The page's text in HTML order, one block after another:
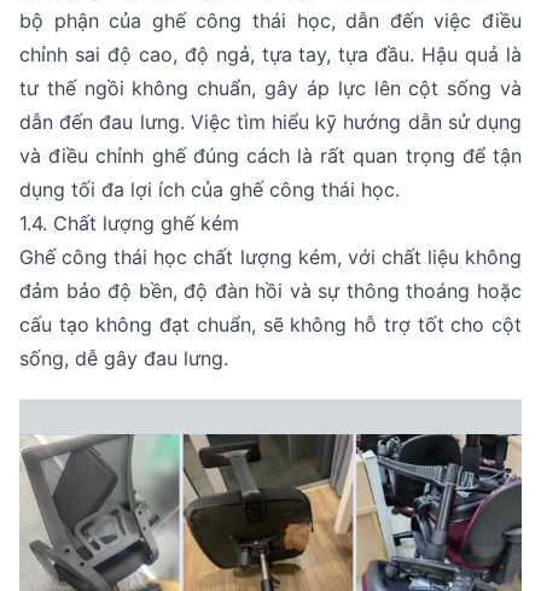
bộ phận của ghế công thái học, dẫn đến việc điều
chỉnh sai độ cao, độ ngả, tựa tay, tựa đầu. Hậu quả là
tư thế ngồi không chuẩn, gây áp lực lên cột sống và
dẫn đến đau lưng. Việc tìm hiểu kỹ hướng dẫn sử dụng
và điều chỉnh ghế đúng cách là rất quan trọng để tận
dụng tối đa lợi ích của ghế công thái học.
1.4. Chất lượng ghế kém
Ghế công thái học chất lượng kém, với chất liệu không
đảm bảo độ bền, độ đàn hồi và sự thông thoáng hoặc
cấu tạo không đạt chuẩn, sẽ không hỗ trợ tốt cho cột
sống, dễ gây đau lưng.